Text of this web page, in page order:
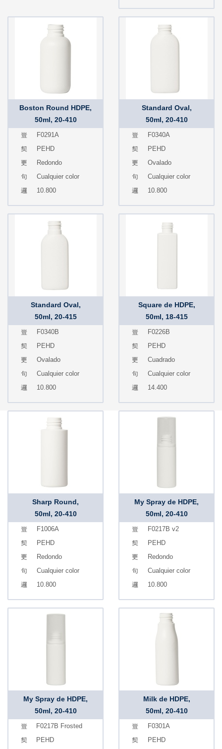
Boston Round HDPE,
50ml, 20-410
F0291A
PEHD
Redondo
Cualquier color
10.800
Standard Oval,
50ml, 20-410
F0340A
PEHD
Ovalado
Cualquier color
10.800
Standard Oval,
50ml, 20-415
F0340B
PEHD
Ovalado
Cualquier color
10.800
Square de HDPE,
50ml, 18-415
F0226B
PEHD
Cuadrado
Cualquier color
14.400
Sharp Round,
50ml, 20-410
F1006A
PEHD
Redondo
Cualquier color
10.800
My Spray de HDPE,
50ml, 20-410
F0217B v2
PEHD
Redondo
Cualquier color
10.800
My Spray de HDPE,
50ml, 20-410
F0217B Frosted
PEHD
Milk de HDPE,
50ml, 20-410
F0301A
PEHD